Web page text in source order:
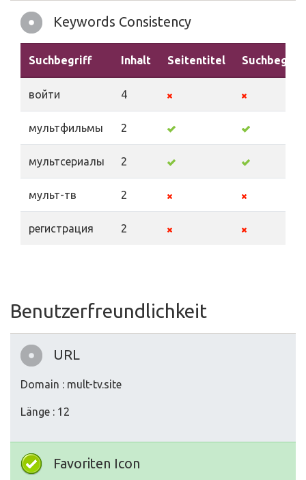
Keywords Consistency
Suchbegriff Inhalt Seitentitel
войти 4
мультфильмы 2
мультсериалы 2
мульт-тв 2
регистрация 2
Benutzerfreundlichkeit
URL
Domain : mult-tv.site
Länge : 12
Favoriten Icon